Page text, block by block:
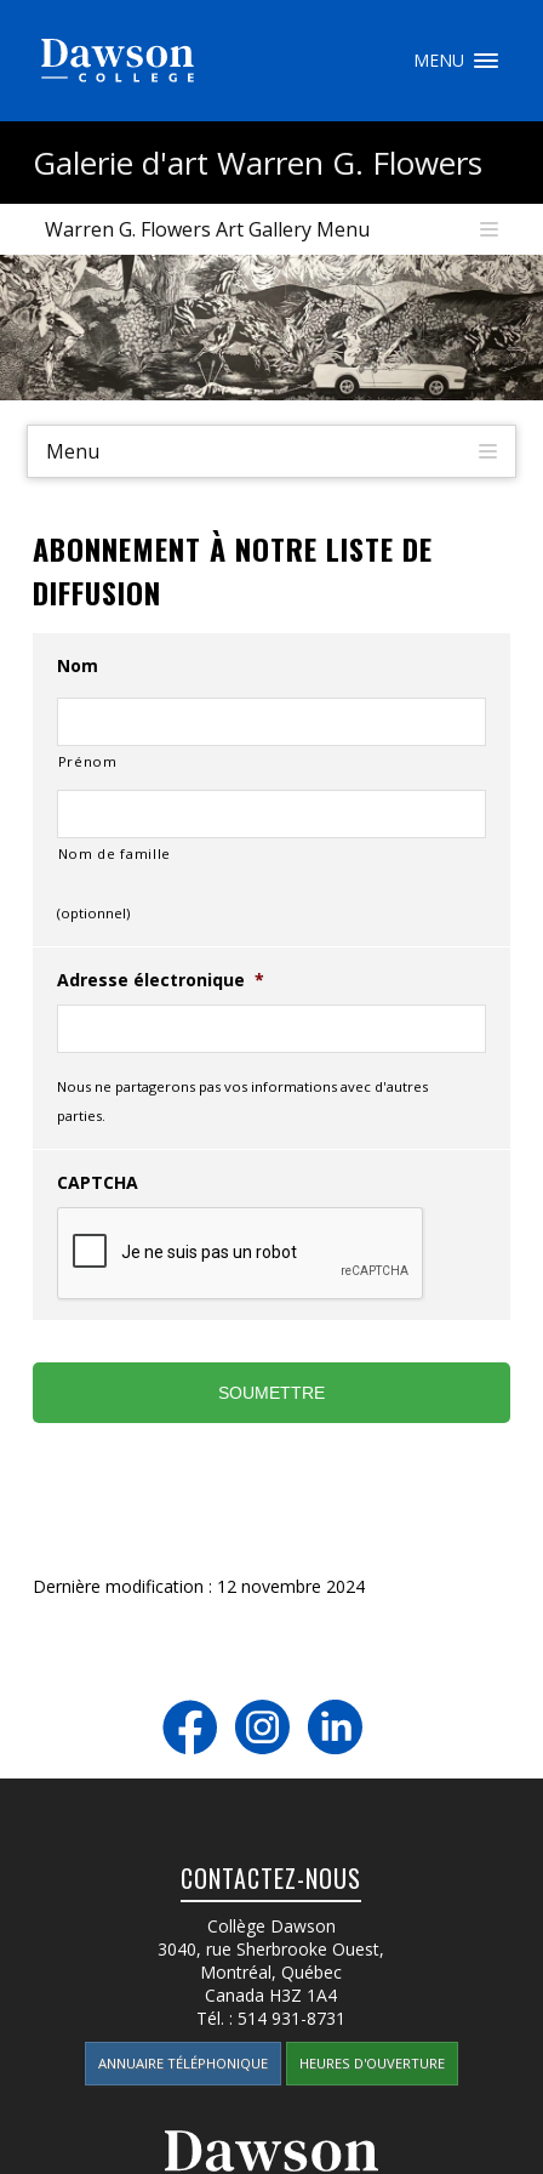
MENU
Galerie d'art Warren G. Flowers
Warren G. Flowers Art Gallery Menu
Menu
ABONNEMENT À NOTRE LISTE DE
DIFFUSION
Nom
Prénom
Nom de famille
(optionnel)
Adresse électronique *
Nous ne partagerons pas vos informations avec d'autres
parties.
CAPTCHA
Dernière modification : 12 novembre 2024
CONTACTEZ-NOUS
Collège Dawson
3040, rue Sherbrooke Ouest,
Montréal, Québec
Canada H3Z 1A4
Tél. :514 931-8731
ANNUAIRE TÉLÉPHONIQUE HEURES D'OUVERTURE
EN
portail My Dawson///
À propos de Dawson
Qui vous êtes